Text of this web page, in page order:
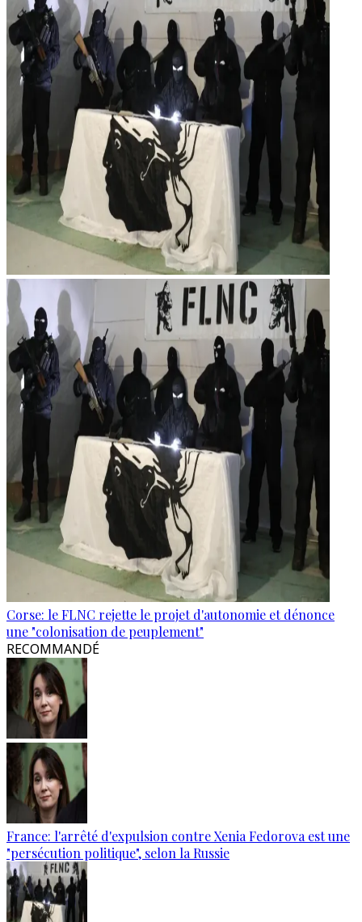
Corse: le FLNC rejette le projet d'autonomie et dénonce
une "colonisation de peuplement"
RECOMMANDÉ
France: l'arrêté d'expulsion contre Xenia Fedorova est une
"persécution politique", selon la Russie